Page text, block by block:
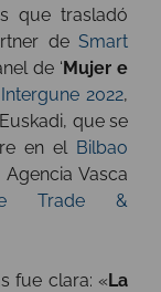
que trasladó
deSmart
de ‘Mujer e
Intergune 2022,
que se
en el Bilbao
Vasca
Trade &
fue clara: «La